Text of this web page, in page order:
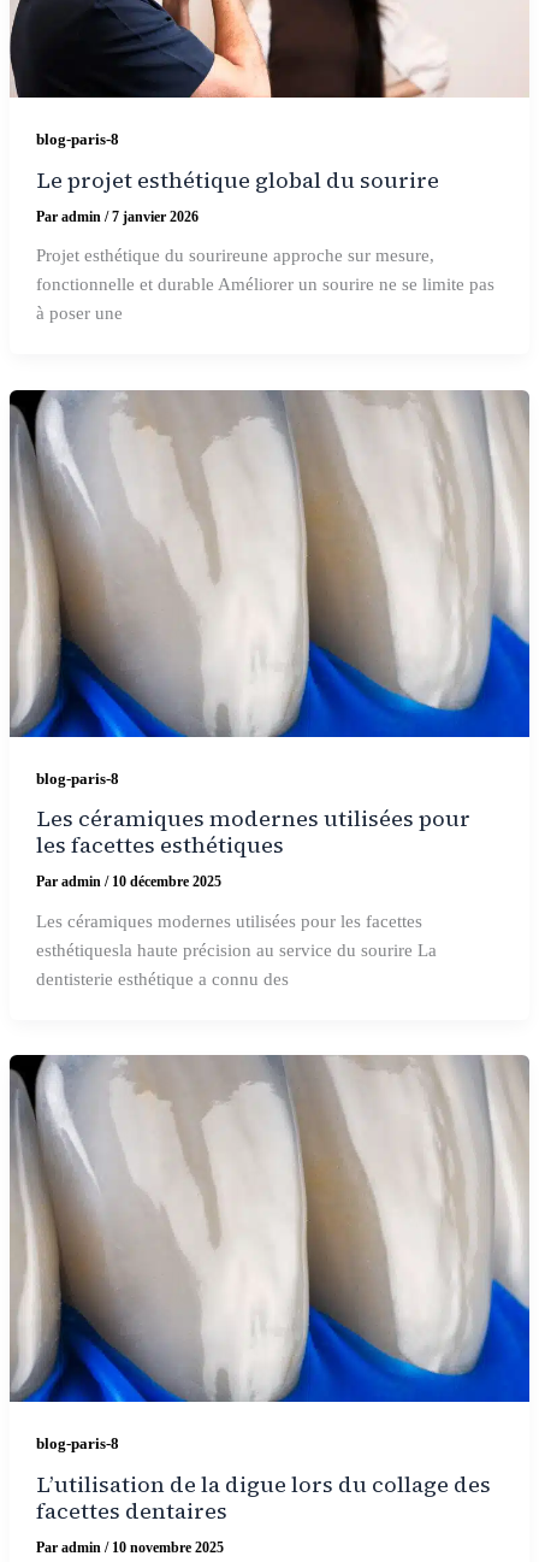
blog-paris-8
Le projet esthétique global du sourire
Par admin /7 janvier 2026
Projet esthétique du sourireune approche sur mesure,
fonctionnelle et durable Améliorer un sourire ne se limite pas
à poser une
blog-paris-8
Les céramiques modernes utilisées pour
les facettes esthétiques
Par admin / 10 décembre 2025
Les céramiques modernes utilisées pour les facettes
esthétiquesla haute précision au service du sourire La
dentisterie esthétique a connu des
blog-paris-8
L’utilisation de la digue lors du collage des
facettes dentaires
Par admin / 10 novembre 2025